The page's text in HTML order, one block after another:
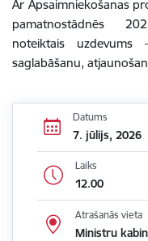
Ar Apsaimniekošanas
pamatnostādnēs
noteiktais uzdevums
saglabāšanu,
Datums
7. jūlijs, 2026
Laiks
12.00
Atrašanās vieta
Ministru